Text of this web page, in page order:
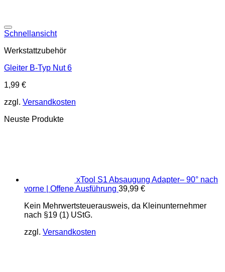
Schnellansicht
Werkstattzubehör
Gleiter B-Typ Nut 6
1,99 €
zzgl. Versandkosten
Neuste Produkte
xTool S1 Absaugung Adapter– 90° nach
vorne | Offene Ausführung 39,99 €
Kein Mehrwertsteuerausweis, da Kleinunternehmer
nach §19 (1) UStG.
zzgl. Versandkosten